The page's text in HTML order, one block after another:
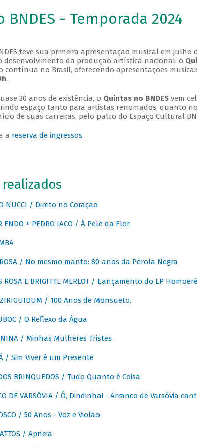
BNDES - Temporada 2024
teve sua primeira apresentação musical em julho
desenvolvimento da produção artística nacional: o
contínua no Brasil, oferecendo apresentações
.
30 anos de existência, o Quintas no BNDESvem
espaço tanto para artistas renomados, quanto
de suas carreiras, pelo palco do Espaço Cultural
a reserva de ingressos.
NUCCI / Direto no Coração
ENDO + PEDRO IACO / À Pele da Flor
/ No mesmo manto: 80 anos da Pérola Negra
ROSA E BRIGITTE MERLOT / Lançamento do EP
ZIRIGUIDUM / 100 Anos de Monsueto.
/ O Reflexo da Água
NINA / Minhas Mulheres Tristes
/ Sim Viver é um Presente
BRINQUEDOS / Tudo Quanto é Coisa
DE VARSÓVIA / Ô, Dindinha! - Arranco de Varsóvia
/ 50 Anos - Voz e Violão
/ Apneia